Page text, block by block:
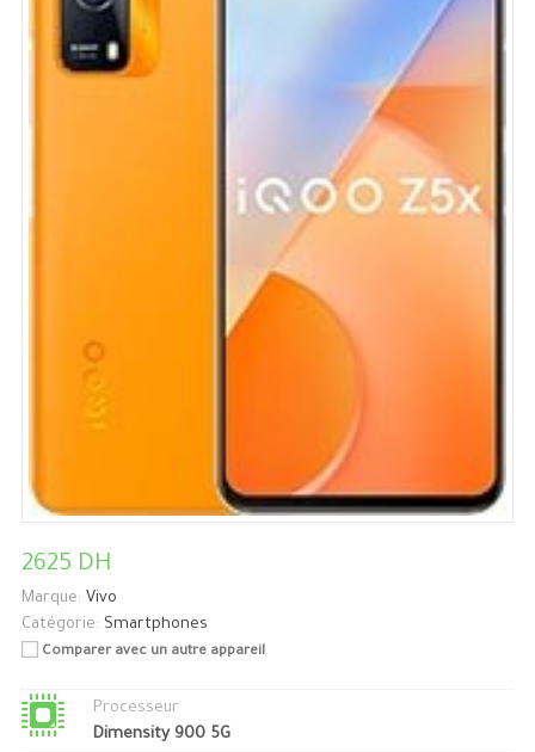
2625 DH
Marque: Vivo
Catégorie: Smartphones
Comparer avec un autre appareil
Processeur
Dimensity 900 5G